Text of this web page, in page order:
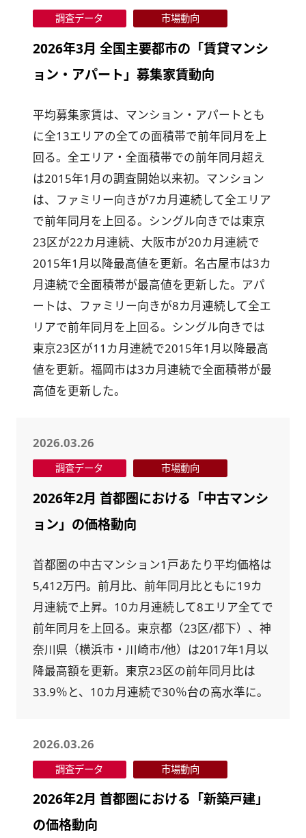
調査データ 市場動向
2026年3月 全国主要都市の「賃貸マンシ
ョン・アパート」募集家賃動向
平均募集家賃は、マンション・アパートとも
に全13エリアの全ての面積帯で前年同月を上
回る。全エリア・全面積帯での前年同月超え
は2015年1月の調査開始以来初。マンション
は、ファミリー向きが7カ月連続して全エリア
で前年同月を上回る。シングル向きでは東京
23区が22カ月連続、大阪市が20カ月連続で
2015年1月以降最高値を更新。名古屋市は3カ
月連続で全面積帯が最高値を更新した。アパ
ートは、ファミリー向きが8カ月連続して全エ
リアで前年同月を上回る。シングル向きでは
東京23区が11カ月連続で2015年1月以降最高
値を更新。福岡市は3カ月連続で全面積帯が最
高値を更新した。
2026.03.26
調査データ 市場動向
2026年2月 首都圏における「中古マンシ
ョン」の価格動向
首都圏の中古マンション1戸あたり平均価格は
5,412万円。前月比、前年同月比ともに19カ
月連続で上昇。10カ月連続して8エリア全てで
前年同月を上回る。東京都（23区/都下）、神
奈川県（横浜市・川崎市/他）は2017年1月以
降最高額を更新。東京23区の前年同月比は
33.9％と、10カ月連続で30％台の高水準に。
2026.03.26
調査データ 市場動向
2026年2月 首都圏における「新築戸建」
の価格動向